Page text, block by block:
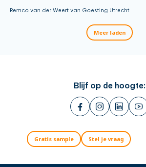
Remco van der Weert van Goesting Utrecht
Meer laden
Blijf op de hoogte:
Gratis sample Stel je vraag